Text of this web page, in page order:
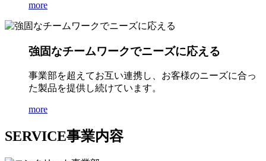
more
強固なチームワークでニーズに応える
事業部を超えてお互い連携し、お客様のニーズに合っ
た製品を提供し続けています。
more
SERVICE事業内容